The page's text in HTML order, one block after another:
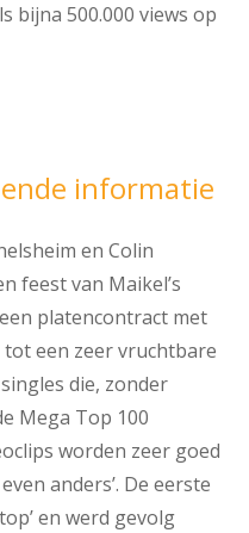
bijna 500.000 views op
informatie
en Colin
feest van Maikel’s
platencontract met
tot een zeer vruchtbare
die, zonder
Mega Top 100
worden zeer goed
anders’. De eerste
en werd gevolg